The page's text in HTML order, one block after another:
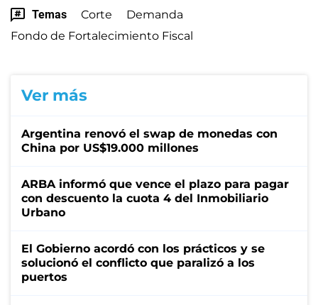
Temas Corte
Demanda
Fondo de Fortalecimiento Fiscal
Ver más
Argentina renovó el swap de monedas con
China por US$19.000 millones
ARBA informó que vence el plazo para pagar
con descuento la cuota 4 del Inmobiliario
Urbano
El Gobierno acordó con los prácticos y se
solucionó el conflicto que paralizó a los
puertos